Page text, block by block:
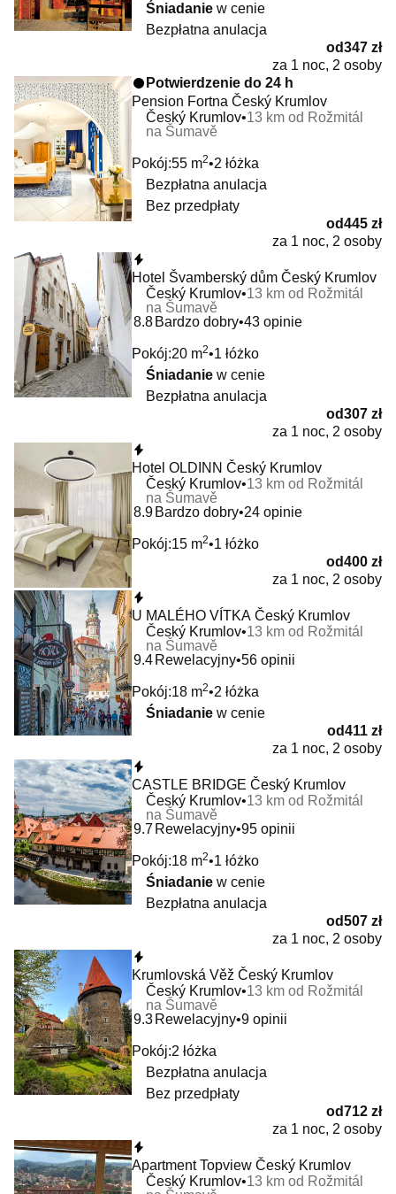
Śniadanie w cenie
Bezpłatna anulacja
od347 zł
za 1 noc, 2 osoby
Potwierdzenie do 24 h
Pension Fortna Český Krumlov
Český Krumlov 13 km od Rožmitál
na Šumavě
Pokój:55 m2 2 łóżka
Bezpłatna anulacja
Bez przedpłaty
od445 zł
za 1 noc, 2 osoby
Hotel Švamberský dům Český Krumlov
Český Krumlov 13 km od Rožmitál
na Šumavě
8.8 Bardzo dobry 43 opinie
Pokój:20 m2 1 łóżko
Śniadanie w cenie
Bezpłatna anulacja
od307 zł
za 1 noc, 2 osoby
Hotel OLDINN Český Krumlov
Český Krumlov 13 km od Rožmitál
na Šumavě
8.9 Bardzo dobry 24 opinie
Pokój:15 m2 1 łóżko
od400 zł
za 1 noc, 2 osoby
U MALÉHO VÍTKA Český Krumlov
Český Krumlov 13 km od Rožmitál
na Šumavě
9.4 Rewelacyjny 56 opinii
Pokój:18 m2 2 łóżka
Śniadanie w cenie
od411 zł
za 1 noc, 2 osoby
CASTLE BRIDGE Český Krumlov
Český Krumlov 13 km od Rožmitál
na Šumavě
9.7 Rewelacyjny 95 opinii
Pokój:18 m2 1 łóżko
Śniadanie w cenie
Bezpłatna anulacja
od507 zł
za 1 noc, 2 osoby
Krumlovská Věž Český Krumlov
Český Krumlov 13 km od Rožmitál
na Šumavě
9.3 Rewelacyjny 9 opinii
Pokój:2 łóżka
Bezpłatna anulacja
Bez przedpłaty
od712 zł
za 1 noc, 2 osoby
Apartment Topview Český Krumlov
Český Krumlov 13 km od Rožmitál